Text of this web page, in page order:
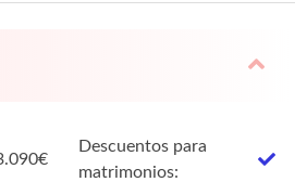
€
Descuentos para
matrimonios: